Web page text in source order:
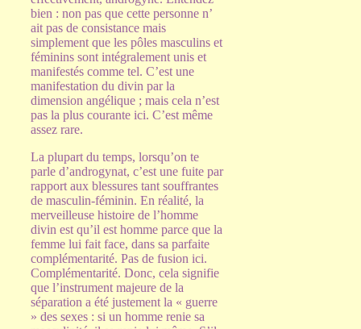
bien : non pas que cette personne n’
ait pas de consistance mais
simplement que les pôles masculins et
féminins sont intégralement unis et
manifestés comme tel. C’est une
manifestation du divin par la
dimension angélique ; mais cela n’est
pas la plus courante ici. C’est même
assez rare.
La plupart du temps, lorsqu’on te
parle d’androgynat, c’est une fuite par
rapport aux blessures tant souffrantes
de masculin-féminin. En réalité, la
merveilleuse histoire de l’homme
divin est qu’il est homme parce que la
femme lui fait face, dans sa parfaite
complémentarité. Pas de fusion ici.
Complémentarité. Donc, cela signifie
que l’instrument majeure de la
séparation a été justement la « guerre
» des sexes : si un homme renie sa